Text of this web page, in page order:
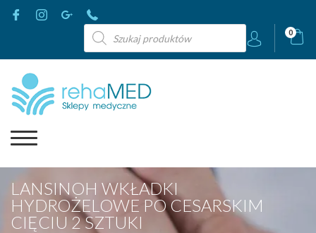
Wyszukiwarka
produktów
0
LANSINOH WKŁADKI
HYDROŻELOWE PO CESARSKIM
CIĘCIU 2 SZTUKI